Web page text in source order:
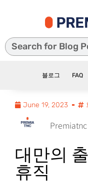
블로그 FAQ
June 19, 2023
Premiatnc
대만의
휴직